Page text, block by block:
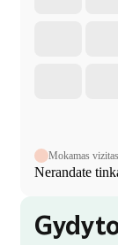
Mokamas vizitas
Nerandate